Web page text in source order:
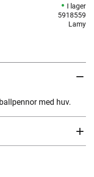
I lager
5918559
Lamy
med huv.